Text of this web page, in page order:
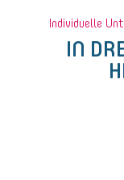
Individuelle
IN